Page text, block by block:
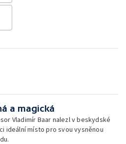
a magická
Vladimír Baar nalezl v beskydské
ideální místo pro svou vysněnou